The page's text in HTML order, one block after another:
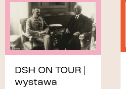
DSH ON TOUR |
wystawa